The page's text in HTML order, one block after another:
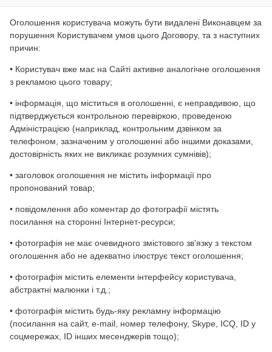
Оголошення користувача можуть бути видалені Виконавцем за
порушення Користувачем умов цього Договору, та з наступних
причин:
• Користувач вже має на Сайті активне аналогічне оголошення
з рекламою цього товару;
• інформація, що міститься в оголошенні, є неправдивою, що
підтверджується контрольною перевіркою, проведеною
Адміністрацією (наприклад, контрольним дзвінком за
телефоном, зазначеним у оголошенні або іншими доказами,
достовірність яких не викликає розумних сумнівів);
• заголовок оголошення не містить інформації про
пропонований товар;
• повідомлення або коментар до фотографії містять
посилання на сторонні Інтернет-ресурси;
• фотографія не має очевидного змістового зв'язку з текстом
оголошення або не адекватно ілюструє текст оголошення;
• фотографія містить елементи інтерфейсу користувача,
абстрактні малюнки і т.д.;
• фотографія містить будь-яку рекламну інформацію
(посилання на сайт, e-mail, номер телефону, Skype, IСQ, ID у
соцмережах, ID інших месенджерів тощо);